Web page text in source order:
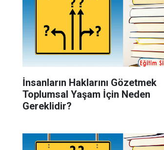
İnsanların Haklarını Gözetmek
Toplumsal Yaşam İçin Neden
Gereklidir?